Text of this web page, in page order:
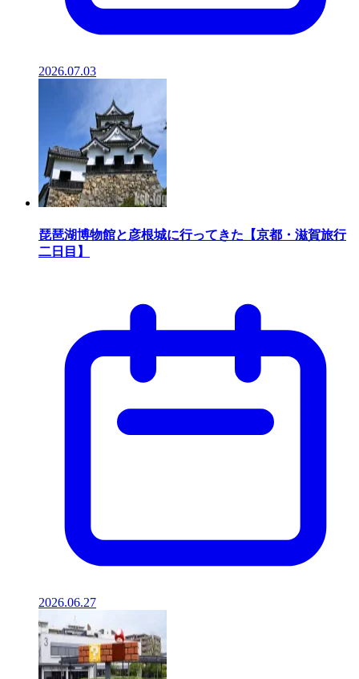
2026.07.03
琵琶湖博物館と彦根城に行ってきた【京都・滋賀旅行
二日目】
2026.06.27